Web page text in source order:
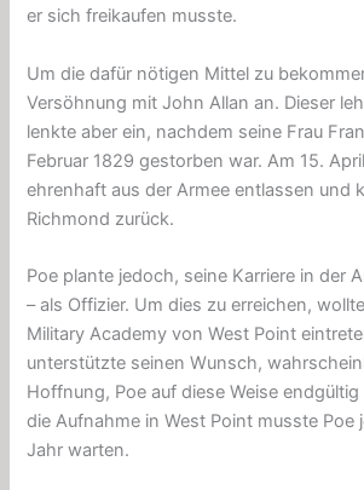
er sich freikaufen musste.
Um die dafür nötigen Mittel zu
Versöhnung mit John Allan an. Dieser
lenkte aber ein, nachdem seine Frau
Februar 1829 gestorben war. Am 15.
ehrenhaft aus der Armee entlassen und
Richmond zurück.
Poe plante jedoch, seine Karriere in der
– als Offizier. Um dies zu erreichen,
Military Academy von West Point
unterstützte seinen Wunsch,
Hoffnung, Poe auf diese Weise
die Aufnahme in West Point musste Poe
Jahr warten.